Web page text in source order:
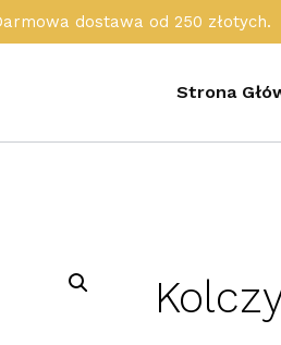
dostawa od 250 złotych.
Strona